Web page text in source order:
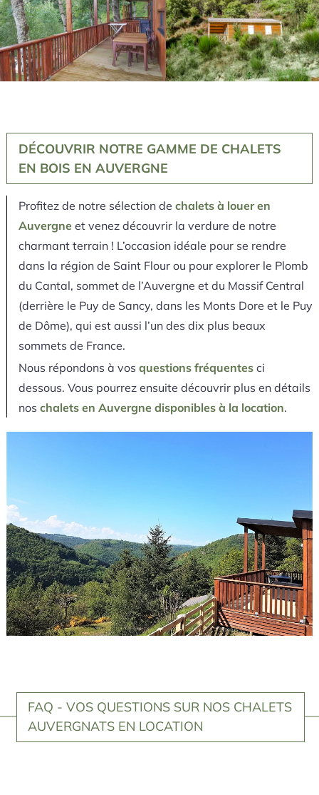
DÉCOUVRIR NOTRE GAMME DE CHALETS
EN BOIS EN AUVERGNE
Profitez de notre sélection de chalets à louer en
Auvergne et venez découvrir la verdure de notre
charmant terrain ! L’occasion idéale pour se rendre
dans la région de Saint Flour ou pour explorer le Plomb
du Cantal, sommet de l’Auvergne et du Massif Central
(derrière le Puy de Sancy, dans les Monts Dore et le Puy
de Dôme), qui est aussi l’un des dix plus beaux
sommets de France.
Nous répondons à vos questions fréquentesci
dessous. Vous pourrez ensuite découvrir plus en détails
nos chalets en Auvergne disponibles à la location.
FAQ - VOS QUESTIONS SUR NOS CHALETS
AUVERGNATS EN LOCATION